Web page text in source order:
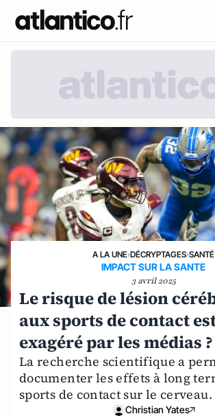
A LA UNE›DÉCRYPTAGES›SANTÉ
IMPACT SUR LA SANTE
3 avril 2025
Le risque de lésion
aux sports de contact
exagéré par les médias ?
La recherche scientifique a
documenter les effets à long
sports de contact sur le cerveau.
Christian Yates